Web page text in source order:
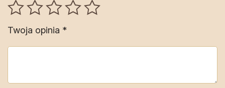
Twoja opinia *